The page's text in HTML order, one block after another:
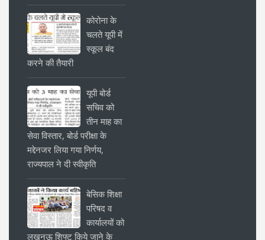
कोरोना के
चलते यूपी में
स्कूल बंद
करने की तैयारी
यूपी बोर्ड
सचिव को
तीन माह का
सेवा विस्तार, बोर्ड परीक्षा के
मद्देनजर लिया गया निर्णय,
राज्यपाल ने दी स्वीकृति
बेसिक शिक्षा
परिषद व
कार्यालयों को
लखनऊ शिफ्ट किये जाने के